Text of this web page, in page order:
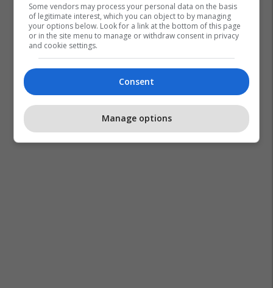
Some vendors may process your personal data on the basis
of legitimate interest, which you can object to by managing
your options below. Look for a link at the bottom of this page
or in the site menu to manage or withdraw consent in privacy
and cookie settings.
Consent
Manage options